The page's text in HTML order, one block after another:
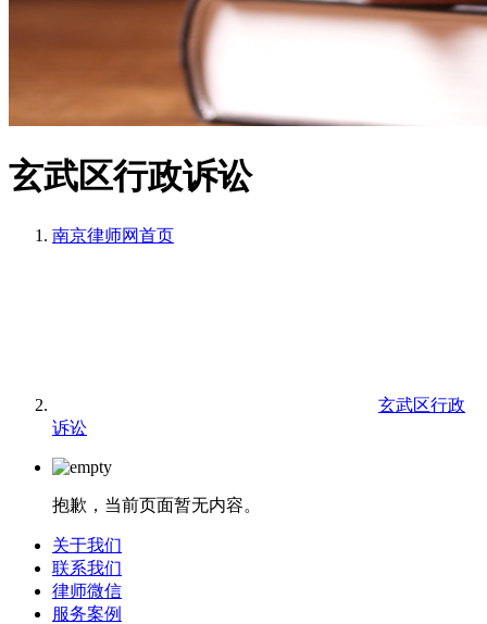
玄武区行政诉讼
南京律师网首页
玄武区行政
诉讼
抱歉，当前页面暂无内容。
关于我们
联系我们
律师微信
服务案例